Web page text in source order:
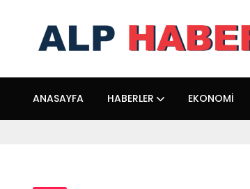
ANASAYFA HABERLER EKONOMI